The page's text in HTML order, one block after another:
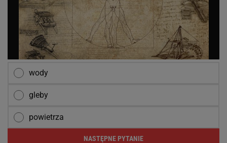
wody
gleby
powietrza
NASTĘPNE PYTANIE